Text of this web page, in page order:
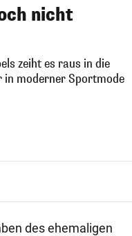
nicht
zeiht es raus in die
in moderner Sportmode
des ehemaligen